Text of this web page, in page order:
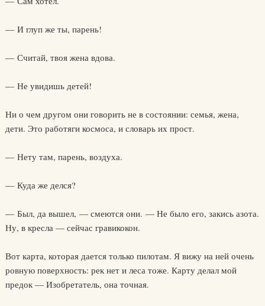
— И глуп же ты, парень!
— Считай, твоя жена вдова.
— Не увидишь детей!
Ни о чем другом они говорить не в состоянии: семья, жена,
дети. Это работяги космоса, и словарь их прост.
— Нету там, парень, воздуха.
— Куда же делся?
— Был, да вышел, — смеются они. — Не было его, закись азота.
Ну, в кресла — сейчас гравикокон.
Вот карта, которая дается только пилотам. Я вижу на ней очень
ровную поверхность: рек нет и леса тоже. Карту делал мой
предок — Изобретатель, она точная.